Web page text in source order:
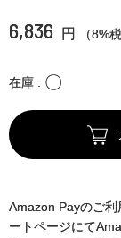
6,836 円 （8%
在庫 〇
Amazon Payのご
ートページにて